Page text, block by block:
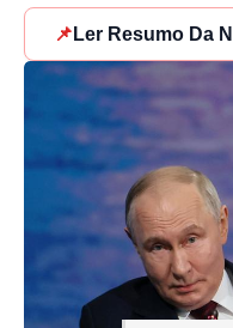
📌 Ler Resumo Da